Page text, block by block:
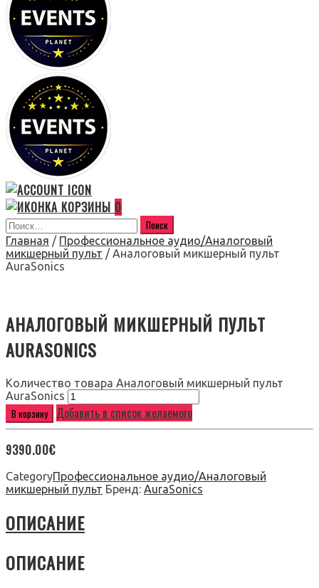
0
Главная / Профессиональное аудио/Аналоговый
микшерный пульт / Аналоговый микшерный пульт
AuraSonics
АНАЛОГОВЫЙ МИКШЕРНЫЙ ПУЛЬТ
AURASONICS
Количество товара Аналоговый микшерный пульт
AuraSonics
В корзину Добавить в список желаемого
9390.00€
CategoryПрофессиональное аудио/Аналоговый
микшерный пульт Бренд: AuraSonics
ОПИСАНИЕ
ОПИСАНИЕ